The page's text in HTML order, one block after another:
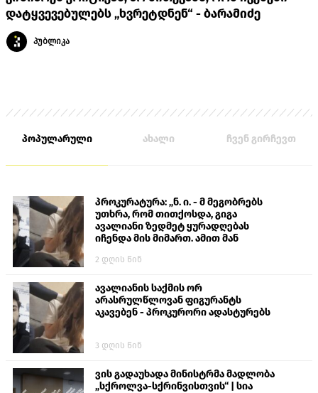
დატყვევებულებს „ხვრეტდნენ“ - ბარამიძე
პუბლიკა
პოპულარული ახალი ჩვენ გირჩევთ
პროკურატურა: „ნ. ი. - მ მეგობრებს
უთხრა, რომ თითქოსდა, გიგა
ავალიანი ზედმეტ ყურადღებას
იჩენდა მის მიმართ. ამით მან
თავს დასხმოდა გიგა ავალიანს“
2 დღის წინ
ავალიანის საქმის ორ
არასრულწლოვან ფიგურანტს
აკავებენ - პროკურორი ადასტურებს
3 დღის წინ
ვის გადაუხადა მინისტრმა მადლობა
„სქროლვა-სქრინვისთვის“ | სია